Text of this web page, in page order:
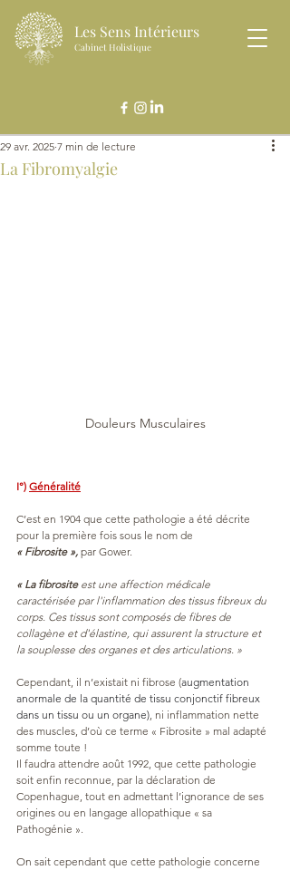
Les Sens Intérieurs
Cabinet Holistique
La Fibromyalgie
29 avr. 2025 7 min de lecture
Douleurs Musculaires
I°) Généralité
C’est en 1904 que cette pathologie a été décrite
pour la première fois sous le nom de
« Fibrosite », par Gower.
« La fibrosite est une affection médicale
caractérisée par l'inflammation des tissus fibreux du
corps. Ces tissus sont composés de fibres de
collagène et d'élastine, qui assurent la structure et
la souplesse des organes et des articulations. »
Cependant, il n’existait ni fibrose (augmentation
anormale de la quantité de tissu conjonctif fibreux
dans un tissu ou un organe), ni inflammation nette
des muscles, d’où ce terme « Fibrosite » mal adapté
somme toute !
Il faudra attendre août 1992, que cette pathologie
soit enfin reconnue, par la déclaration de
Copenhague, tout en admettant l’ignorance de ses
origines ou en langage allopathique « sa
Pathogénie ».
On sait cependant que cette pathologie concerne